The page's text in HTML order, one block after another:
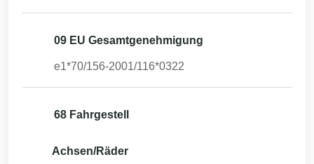
09 EU Gesamtgenehmigung
e1*70/156-2001/116*0322
68 Fahrgestell
Achsen/Räder